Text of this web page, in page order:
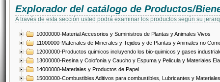
Explorador del catálogo de Productos/
A través de esta sección usted podrá examinar los productos según su
10000000-Material Accesorios y Suministros de Plantas y Animales Vivos
11000000-Materiales de Minerales y Tejidos y de Plantas y Animales no
12000000-Productos quimicos incluyendo los bio-quimicos y gases
13000000-Resina y Colofonia y Caucho y Espuma y Pelicula y Materiales
14000000-Materiales y Productos de Papel
15000000-Combustibles Aditivos para combustibles, Lubricantes y